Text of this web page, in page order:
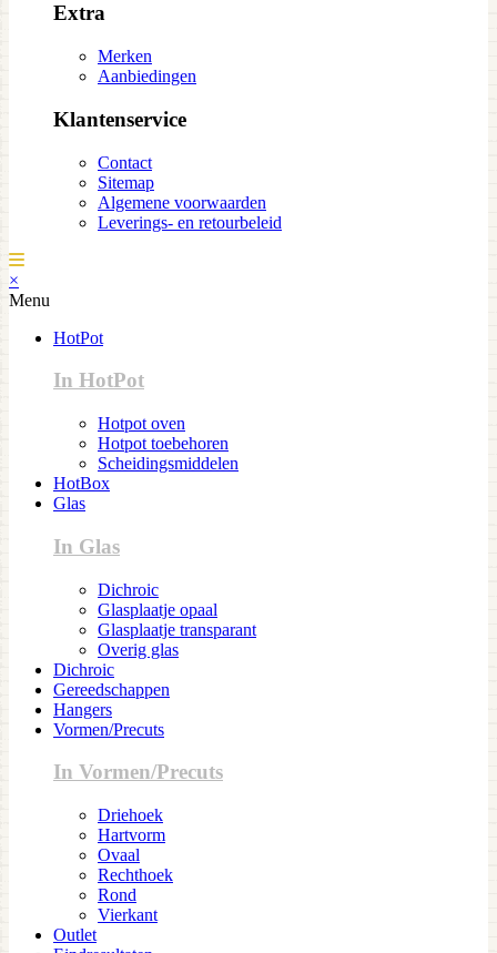
Extra
Merken
Aanbiedingen
Klantenservice
Contact
Sitemap
Algemene voorwaarden
Leverings- en retourbeleid
×
Menu
HotPot
In HotPot
Hotpot oven
Hotpot toebehoren
Scheidingsmiddelen
HotBox
Glas
In Glas
Dichroic
Glasplaatje opaal
Glasplaatje transparant
Overig glas
Dichroic
Gereedschappen
Hangers
Vormen/Precuts
In Vormen/Precuts
Driehoek
Hartvorm
Ovaal
Rechthoek
Rond
Vierkant
Outlet